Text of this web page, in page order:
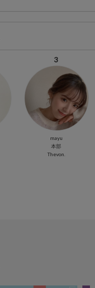
3
mayu
本部
Thevon.